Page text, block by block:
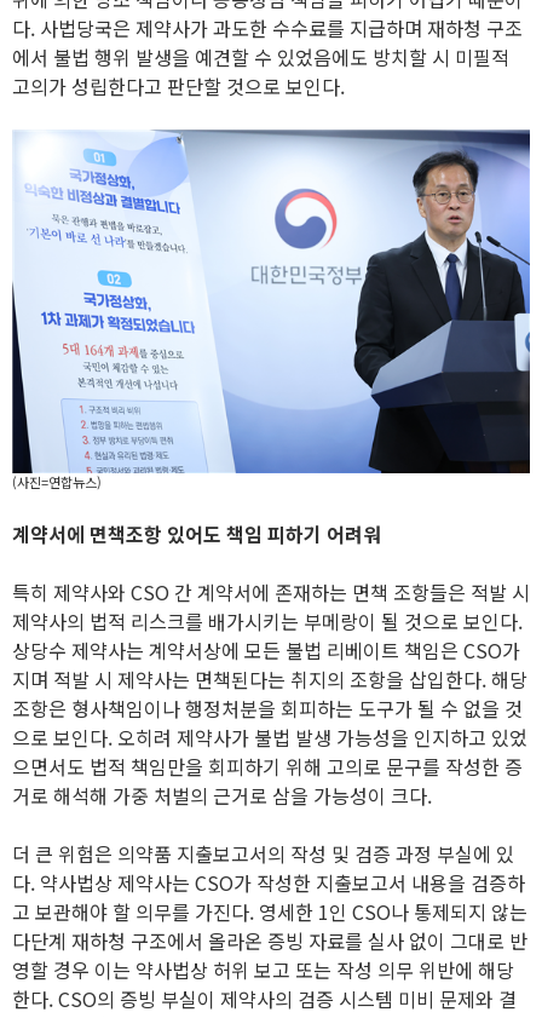
다. 사법당국은 제약사가 과도한 수수료를 지급하며 재하청 구조
에서 불법 행위 발생을 예견할 수 있었음에도 방치할 시 미필적
고의가 성립한다고 판단할 것으로 보인다.
(사진=연합뉴스)
계약서에 면책조항 있어도 책임 피하기 어려워
특히 제약사와 CSO 간 계약서에 존재하는 면책 조항들은 적발 시
제약사의 법적 리스크를 배가시키는 부메랑이 될 것으로 보인다.
상당수 제약사는 계약서상에 모든 불법 리베이트 책임은 CSO가
지며 적발 시 제약사는 면책된다는 취지의 조항을 삽입한다. 해당
조항은 형사책임이나 행정처분을 회피하는 도구가 될 수 없을 것
으로 보인다. 오히려 제약사가 불법 발생 가능성을 인지하고 있었
으면서도 법적 책임만을 회피하기 위해 고의로 문구를 작성한 증
거로 해석해 가중 처벌의 근거로 삼을 가능성이 크다.
더 큰 위험은 의약품 지출보고서의 작성 및 검증 과정 부실에 있
다. 약사법상 제약사는 CSO가 작성한 지출보고서 내용을 검증하
고 보관해야 할 의무를 가진다. 영세한 1인 CSO나 통제되지 않는
다단계 재하청 구조에서 올라온 증빙 자료를 실사 없이 그대로 반
영할 경우 이는 약사법상 허위 보고 또는 작성 의무 위반에 해당
한다. CSO의 증빙 부실이 제약사의 검증 시스템 미비 문제와 결